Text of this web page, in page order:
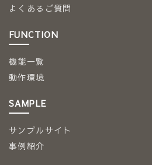
よくあるご質問
FUNCTION
機能一覧
動作環境
SAMPLE
サンプルサイト
事例紹介